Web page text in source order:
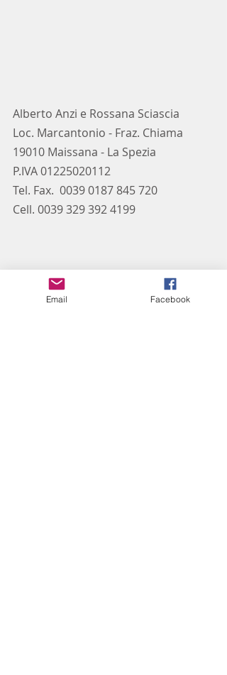
Alberto Anzi e Rossana Sciascia
Loc. Marcantonio - Fraz. Chiama
19010 Maissana - La Spezia
P.IVA 01225020112
Tel. Fax.  0039 0187 845 720
Cell. 0039 329 392 4199
Email Facebook